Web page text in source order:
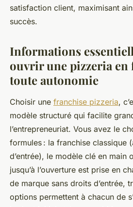
satisfaction client, maximisant
succès.
Informations
ouvrir une pizzeria en
toute autonomie
Choisir une franchise pizzeria,
modèle structuré qui facilite
l’entrepreneuriat. Vous avez le
formules : la franchise classique
d’entrée), le modèle clé en main
jusqu’à l’ouverture est prise en
de marque sans droits d’entrée,
options permettent à chacun de